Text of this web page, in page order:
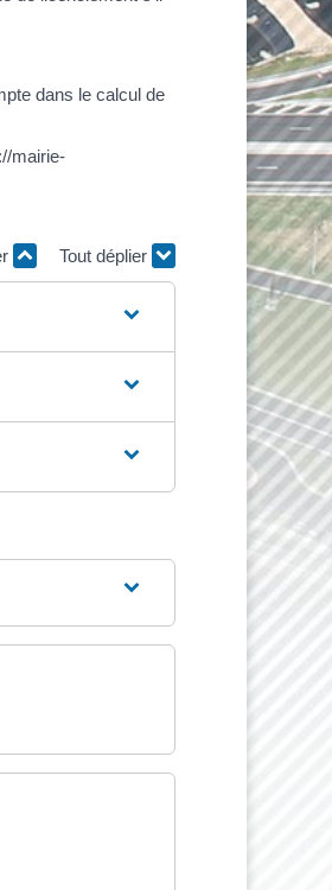
dans le calcul de
mairie-
Tout déplier